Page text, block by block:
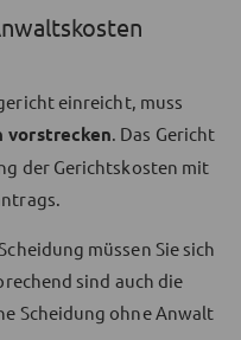
einreicht, muss
vorstrecken. Das Gericht
der Gerichtskosten mit
müssen Sie sich
sind auch die
Scheidung ohne Anwalt